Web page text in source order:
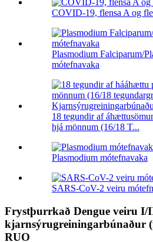
COVID-19, flensa A og
Plasmodium Falciparum/
mótefnavaka
18 tegundir af
hjá mönnum (16/18 T...
Plasmodium mótefnavaka
SARS-CoV-2 veiru
Frystþurrkað Dengue veiru
kjarnsýrugreiningarbúnaður
RUO